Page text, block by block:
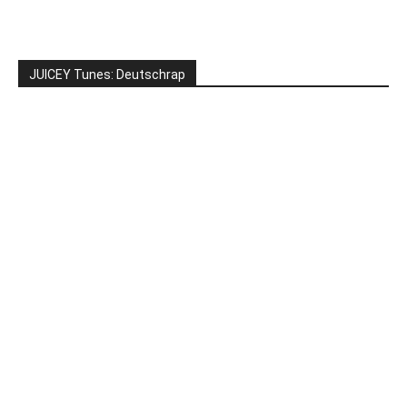
JUICEY Tunes: Deutschrap